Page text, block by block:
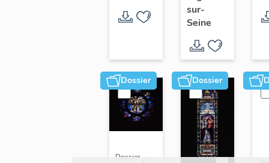
Vigneux-
sur-
Seine
sur-
Seine
Dossier
Dossier
Dossier